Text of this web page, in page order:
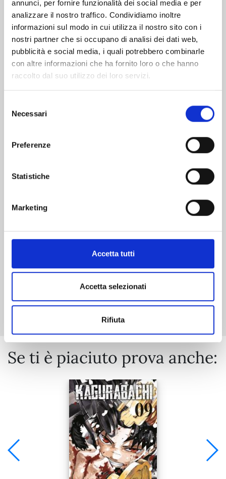
annunci, per fornire funzionalità dei social media e per
analizzare il nostro traffico. Condividiamo inoltre
informazioni sul modo in cui utilizza il nostro sito con i
nostri partner che si occupano di analisi dei dati web,
pubblicità e social media, i quali potrebbero combinarle
con altre informazioni che ha fornito loro o che hanno
raccolto dal suo utilizzo dei loro servizi.
delNecessari
Preferenze
Statistiche
Marketing
Accetta tutti
Accetta selezionati
Rifiuta
€ 6,90
Se ti è piaciuto prova anche: